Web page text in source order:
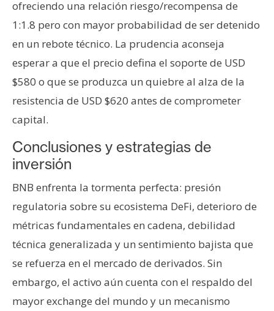
ofreciendo una relación riesgo/recompensa de
1:1.8 pero con mayor probabilidad de ser detenido
en un rebote técnico. La prudencia aconseja
esperar a que el precio defina el soporte de USD
$580 o que se produzca un quiebre al alza de la
resistencia de USD $620 antes de comprometer
capital.
Conclusiones y estrategias de
inversión
BNB enfrenta la tormenta perfecta: presión
regulatoria sobre su ecosistema DeFi, deterioro de
métricas fundamentales en cadena, debilidad
técnica generalizada y un sentimiento bajista que
se refuerza en el mercado de derivados. Sin
embargo, el activo aún cuenta con el respaldo del
mayor exchange del mundo y un mecanismo